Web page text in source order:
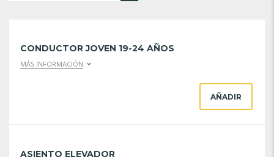
CONDUCTOR JOVEN 19-24 AÑOS
MÁS INFORMACIÓN
AÑADIR
ASIENTO ELEVADOR